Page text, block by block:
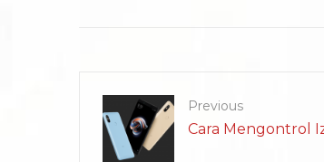
Previous
Cara Mengontrol